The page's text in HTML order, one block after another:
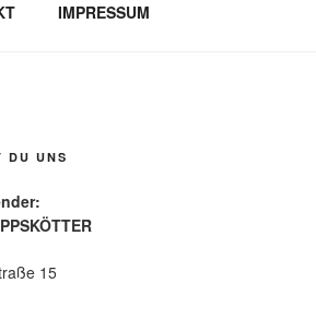
IMPRESSUM
DU UNS
Vorsitzender:
15